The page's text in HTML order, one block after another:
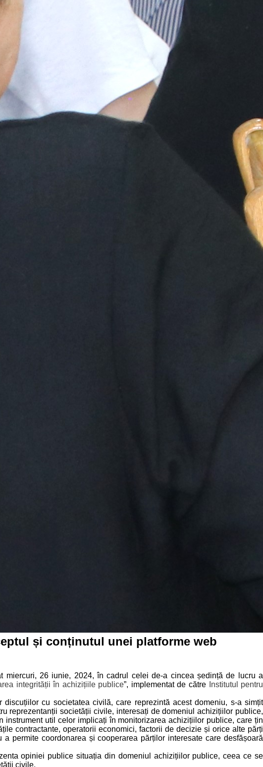
și conținutul unei platforme web
26 iunie, 2024, în cadrul celei de-a cincea ședință de lucru a
integrității în achizițiile publice”, implementat de către
Institutul pentru
cu societatea civilă, care reprezintă acest domeniu, s-a simțit
reprezentanții societății civile, interesați de domeniul achizițiilor publice,
util celor implicați în monitorizarea achizițiilor publice, care țin
contractante, operatorii economici, factorii de decizie și orice alte părți
permite coordonarea și cooperarea părților interesate care desfășoară
opiniei publice situația din domeniul achizițiilor publice, ceea ce se
civile.